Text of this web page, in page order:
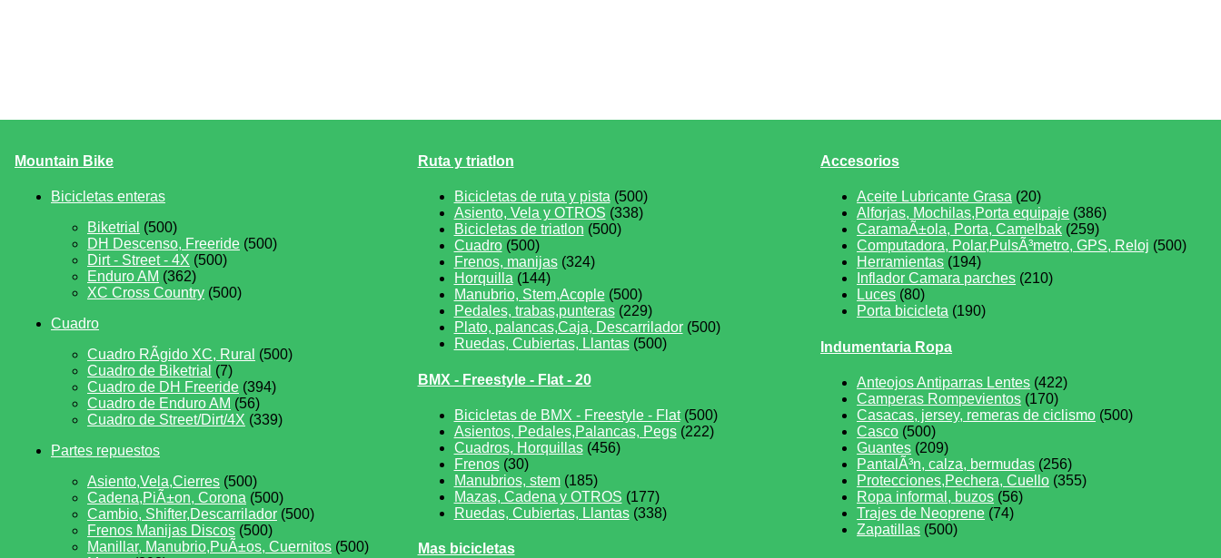
Mountain Bike
Bicicletas enteras
Biketrial (500)
DH Descenso, Freeride (500)
Dirt - Street - 4X (500)
Enduro AM (362)
XC Cross Country (500)
Cuadro
Cuadro RÃ­gido XC, Rural (500)
Cuadro de Biketrial (7)
Cuadro de DH Freeride (394)
Cuadro de Enduro AM (56)
Cuadro de Street/Dirt/4X (339)
Partes repuestos
Asiento,Vela,Cierres (500)
Cadena,PiÃ±on, Corona (500)
Cambio, Shifter,Descarrilador (500)
Frenos Manijas Discos (500)
Manillar, Manubrio,PuÃ±os, Cuernitos (500)
Ruta y triatlon
Bicicletas de ruta y pista(500)
Asiento, Vela y OTROS (338)
Bicicletas de triatlon (500)
Cuadro(500)
Frenos, manijas(324)
Horquilla(144)
Manubrio, Stem,Acople(500)
Pedales, trabas,punteras(229)
Plato, palancas,Caja, Descarrilador(500)
Ruedas, Cubiertas, Llantas(500)
BMX - Freestyle - Flat - 20
Bicicletas de BMX - Freestyle - Flat(500)
Asientos, Pedales,Palancas, Pegs(222)
Cuadros, Horquillas(456)
Frenos(30)
Manubrios, stem(185)
Mazas, Cadena y OTROS (177)
Ruedas, Cubiertas, Llantas(338)
Mas bicicletas
Accesorios
Aceite Lubricante Grasa (20)
Alforjas, Mochilas,Porta equipaje (386)
CaramaÃ±ola, Porta, Camelbak (259)
Computadora, Polar,PulsÃ³metro, GPS, Reloj (500)
Herramientas (194)
Inflador Camara parches (210)
Luces (80)
Porta bicicleta (190)
Indumentaria Ropa
Anteojos Antiparras Lentes (422)
Camperas Rompevientos (170)
Casacas, jersey, remeras de ciclismo (500)
Casco (500)
Guantes (209)
PantalÃ³n, calza, bermudas (256)
Protecciones,Pechera, Cuello (355)
Ropa informal, buzos (56)
Trajes de Neoprene (74)
Zapatillas (500)